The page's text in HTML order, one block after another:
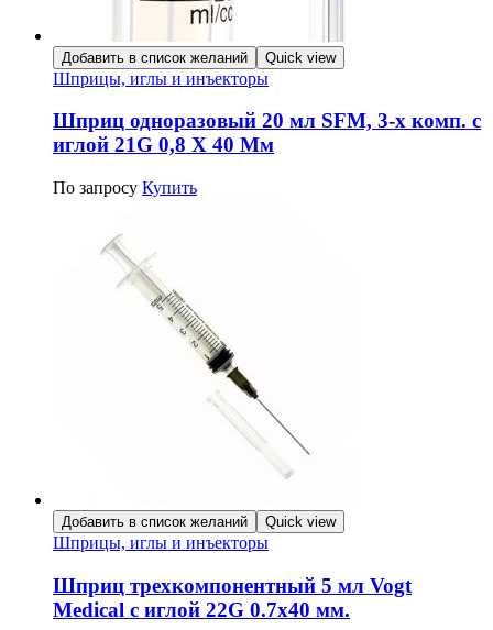
Добавить в список желаний Quick view
Шприцы, иглы и инъекторы
Шприц одноразовый 20 мл SFM, 3-х комп. с
иглой 21G 0,8 Х 40 Мм
По запросу Купить
Добавить в список желаний Quick view
Шприцы, иглы и инъекторы
Шприц трехкомпонентный 5 мл Vogt
Medical с иглой 22G 0.7х40 мм.